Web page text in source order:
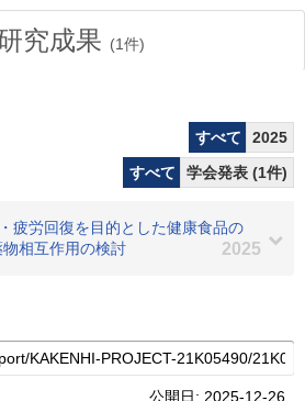
究成果 (1件)
すべて
2025
すべて
学会発表 (1件)
疲労回復を目的とした健康食品の
相互作用の検討
2025
公開日: 2025-12-26